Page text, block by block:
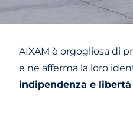
AIXAM è orgogliosa di
e ne afferma la loro
indipendenza e